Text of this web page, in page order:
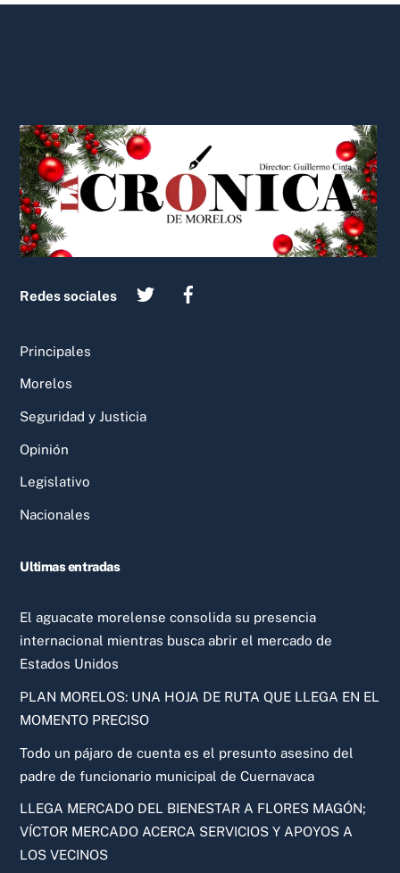
To
Top
Redes sociales
Principales
Morelos
Seguridad y Justicia
Opinión
Legislativo
Nacionales
Ultimas entradas
El aguacate morelense consolida su presencia
internacional mientras busca abrir el mercado de
Estados Unidos
PLAN MORELOS: UNA HOJA DE RUTA QUE LLEGA EN EL
MOMENTO PRECISO
Todo un pájaro de cuenta es el presunto asesino del
padre de funcionario municipal de Cuernavaca
LLEGA MERCADO DEL BIENESTAR A FLORES MAGÓN;
VÍCTOR MERCADO ACERCA SERVICIOS Y APOYOS A
LOS VECINOS